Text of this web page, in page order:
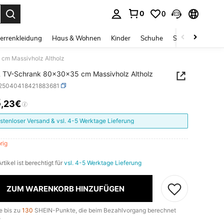
0 0
Haus & Wohnen Kinder Schuhe Schmuck &
Massivholz Altholz
TV-Schrank 80x30x35 cm Massivholz Altholz
AND AVAILABILITY
,23€
Versand & vsl. 4-5 Werktage Lieferung
ist berechtigt für vsl. 4-5 Werktage Lieferung
ZUM WARENKORB HINZUFÜGEN
bis zu 130 SHEIN-Punkte, die beim Bezahlvorgang berechnet